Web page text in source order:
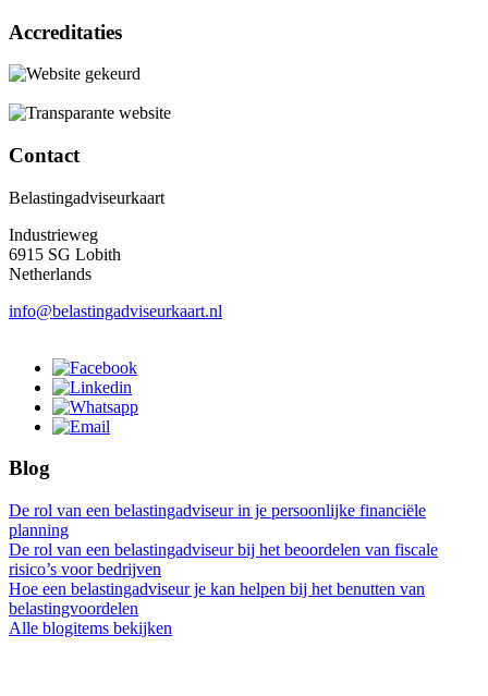
Accreditaties
Contact
Belastingadviseurkaart
Industrieweg
6915 SG Lobith
Netherlands
info@belastingadviseurkaart.nl
Blog
De rol van een belastingadviseur in je persoonlijke financiële
planning
De rol van een belastingadviseur bij het beoordelen van fiscale
risico’s voor bedrijven
Hoe een belastingadviseur je kan helpen bij het benutten van
belastingvoordelen
Alle blogitems bekijken